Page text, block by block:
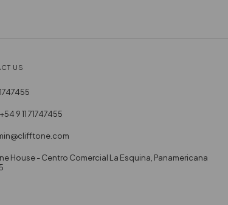
US
9 11 71747455
House - Centro Comercial La Esquina, Panamericana